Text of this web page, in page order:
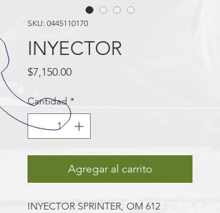
SKU: 0445110170
INYECTOR
$7,150.00Precio
Cantidad *
Agregar al carrito
INYECTOR SPRINTER, OM 612